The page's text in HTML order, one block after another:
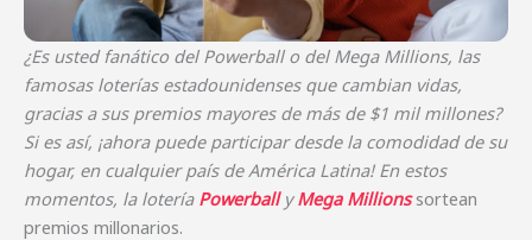
¿Es usted fanático del Powerball o del Mega Millions, las
famosas loterías estadounidenses que cambian vidas,
gracias a sus premios mayores de más de $1 mil millones?
Si es así, ¡ahora puede participar desde la comodidad de su
hogar, en cualquier país de América Latina! En estos
momentos, la lotería Powerball yMega Millionssortean
premios millonarios.